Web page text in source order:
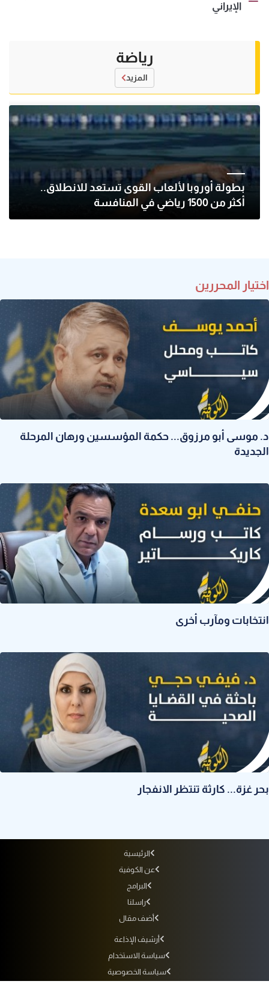
الإيراني
رياضة
المزيد
بطولة أوروبا لألعاب القوى تستعد للانطلاق..
أكثر من 1500 رياضي في المنافسة
اختيار المحررين
د. موسى أبو مرزوق... حكمة المؤسسين ورهان المرحلة
الجديدة
انتخابات ومآرب أخرى
بحر غزة... كارثة تنتظر الانفجار
الرئيسية
عن الكوفية
البرامج
راسلنا
أضف مقال
أرشيف الإذاعة
سياسة الاستخدام
سياسة الخصوصية